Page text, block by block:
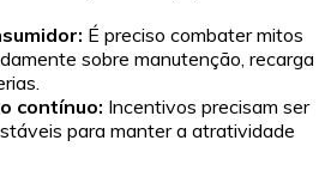
É preciso combater mitos
sobre manutenção, recarga
contínuo: Incentivos precisam ser
para manter a atratividade